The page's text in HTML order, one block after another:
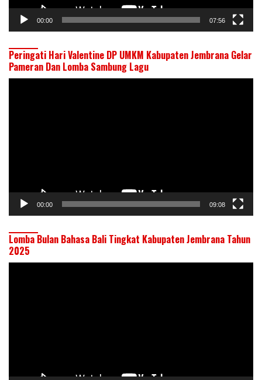
00:00 07:56
Peringati Hari Valentine DP UMKM Kabupaten Jembrana Gelar
Pameran Dan Lomba Sambung Lagu
00:00 09:08
Lomba Bulan Bahasa Bali Tingkat Kabupaten Jembrana Tahun
2025